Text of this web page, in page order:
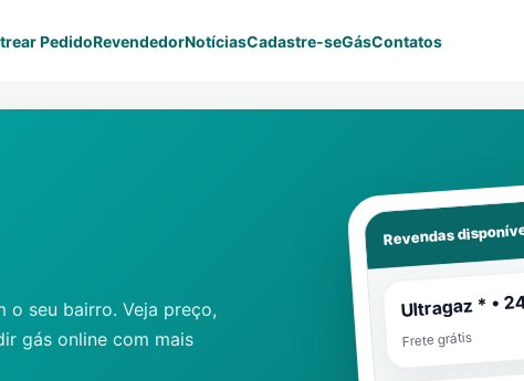
PedidoRevendedorNotíciasCadastre-seGásContatos
o seu bairro. Veja preço,
gás online com mais
Revendas
Ultragaz * •
Frete grátis